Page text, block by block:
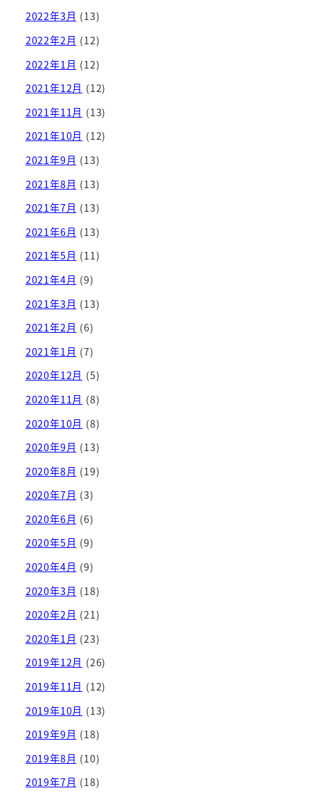
2022年3月 (13)
2022年2月 (12)
2022年1月 (12)
2021年12月 (12)
2021年11月 (13)
2021年10月 (12)
2021年9月 (13)
2021年8月 (13)
2021年7月 (13)
2021年6月 (13)
2021年5月 (11)
2021年4月 (9)
2021年3月 (13)
2021年2月 (6)
2021年1月 (7)
2020年12月 (5)
2020年11月 (8)
2020年10月 (8)
2020年9月 (13)
2020年8月 (19)
2020年7月 (3)
2020年6月 (6)
2020年5月 (9)
2020年4月 (9)
2020年3月 (18)
2020年2月 (21)
2020年1月 (23)
2019年12月 (26)
2019年11月 (12)
2019年10月 (13)
2019年9月 (18)
2019年8月 (10)
2019年7月 (18)